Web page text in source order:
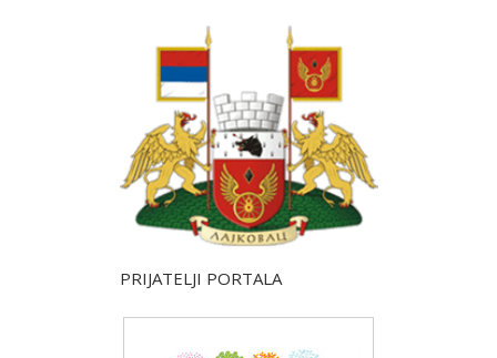
PRIJATELJI PORTALA